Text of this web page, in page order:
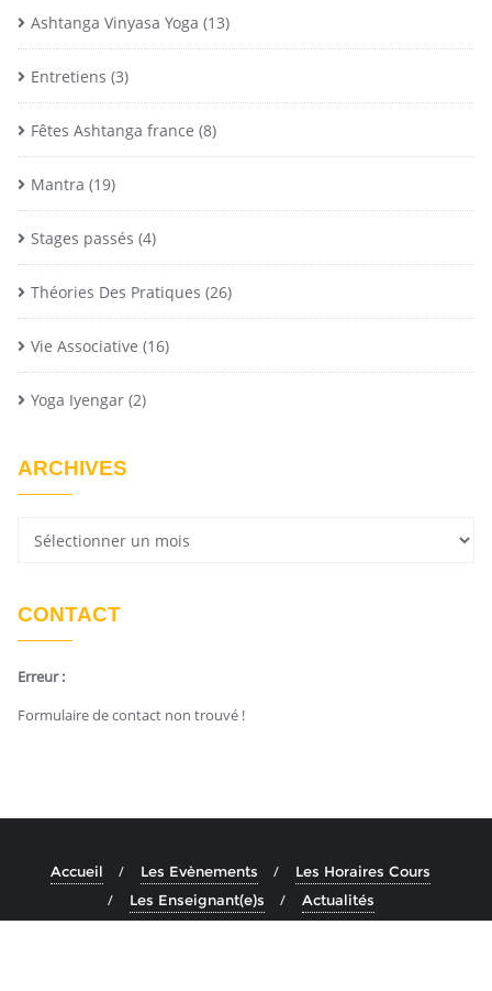
Ashtanga Vinyasa Yoga (13)
Entretiens (3)
Fêtes Ashtanga france (8)
Mantra (19)
Stages passés (4)
Théories Des Pratiques (26)
Vie Associative (16)
Yoga Iyengar (2)
ARCHIVES
CONTACT
Erreur :
Formulaire de contact non trouvé !
Accueil Les Evènements
Les Horaires Cours
Les Enseignant(e)s
Actualités